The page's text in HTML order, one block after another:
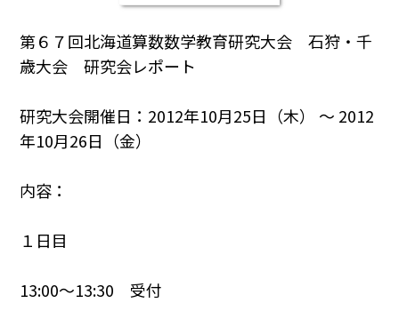
第６７回北海道算数数学教育研究大会 石狩・千
歳大会 研究会レポート
研究大会開催日：2012年10月25日（木） 〜 2012
年10月26日（金）
内容：
１日目
13:00～13:30 受付